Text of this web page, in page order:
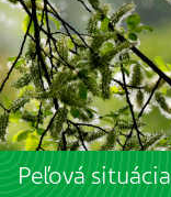
Peľová situácia